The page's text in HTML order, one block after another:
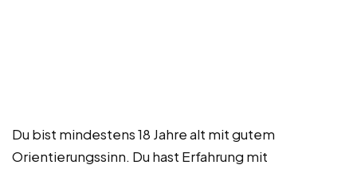
Du bist mindestens 18 Jahre alt mit gutem
Orientierungssinn. Du hast Erfahrung mit